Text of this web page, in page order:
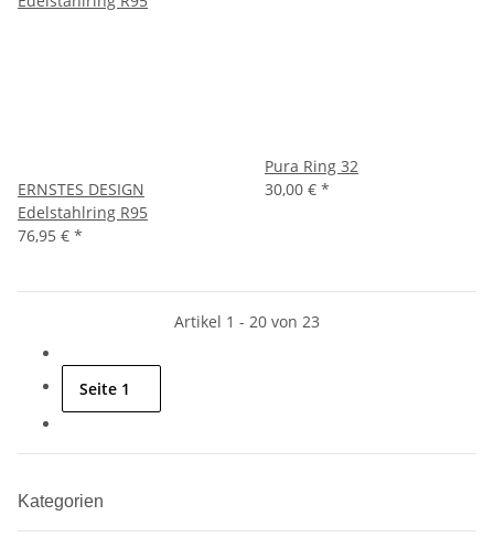
ERNSTES DESIGN
Edelstahlring R95
76,95 € *
Pura Ring 32
30,00 € *
Artikel 1 - 20 von 23
Seite 1
Kategorien